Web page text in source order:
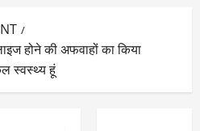
होने की अफवाहों का किया
स्वस्थ्य हूं